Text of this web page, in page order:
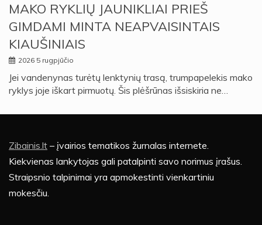
MAKO RYKLIŲ JAUNIKLIAI PRIEŠ
GIMDAMI MINTA NEAPVAISINTAIS
KIAUŠINIAIS
2026 5 rugpjūčio
Jei vandenynas turėtų lenktynių trasą, trumpapelekis mako
ryklys joje iškart pirmuotų. Šis plėšrūnas išsiskiria ne…
Zibainis.lt – įvairios tematikos žurnalas internete.
Kiekvienas lankytojas gali patalpinti savo norimus įrašus.
Straipsnio talpinimai yra apmokestinti vienkartiniu
mokesčiu.